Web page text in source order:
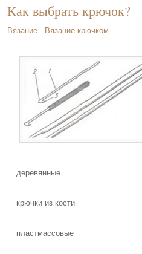
Как выбрать крючок?
Вязание - Вязание крючком
деревянные
крючки из кости
пластмассовые